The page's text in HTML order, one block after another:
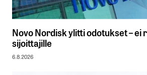
Novo Nordisk ylitti odotukset – ei
sijoittajille
6.8.2026